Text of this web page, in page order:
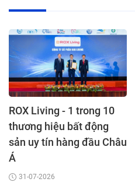
ROX Living - 1 trong 10
thương hiệu bất động
sản uy tín hàng đầu Châu
Á
31-07-2026